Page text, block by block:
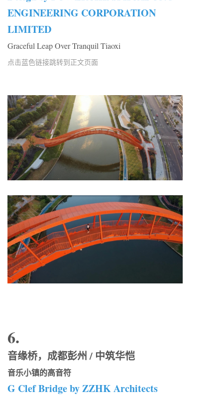
ENGINEERING CORPORATION
LIMITED
Graceful Leap Over Tranquil Tiaoxi
点击蓝色链接跳转到正文页面
6.
音缘桥，成都彭州 / 中筑华恺
音乐小镇的高音符
G Clef Bridge by ZZHK Architects